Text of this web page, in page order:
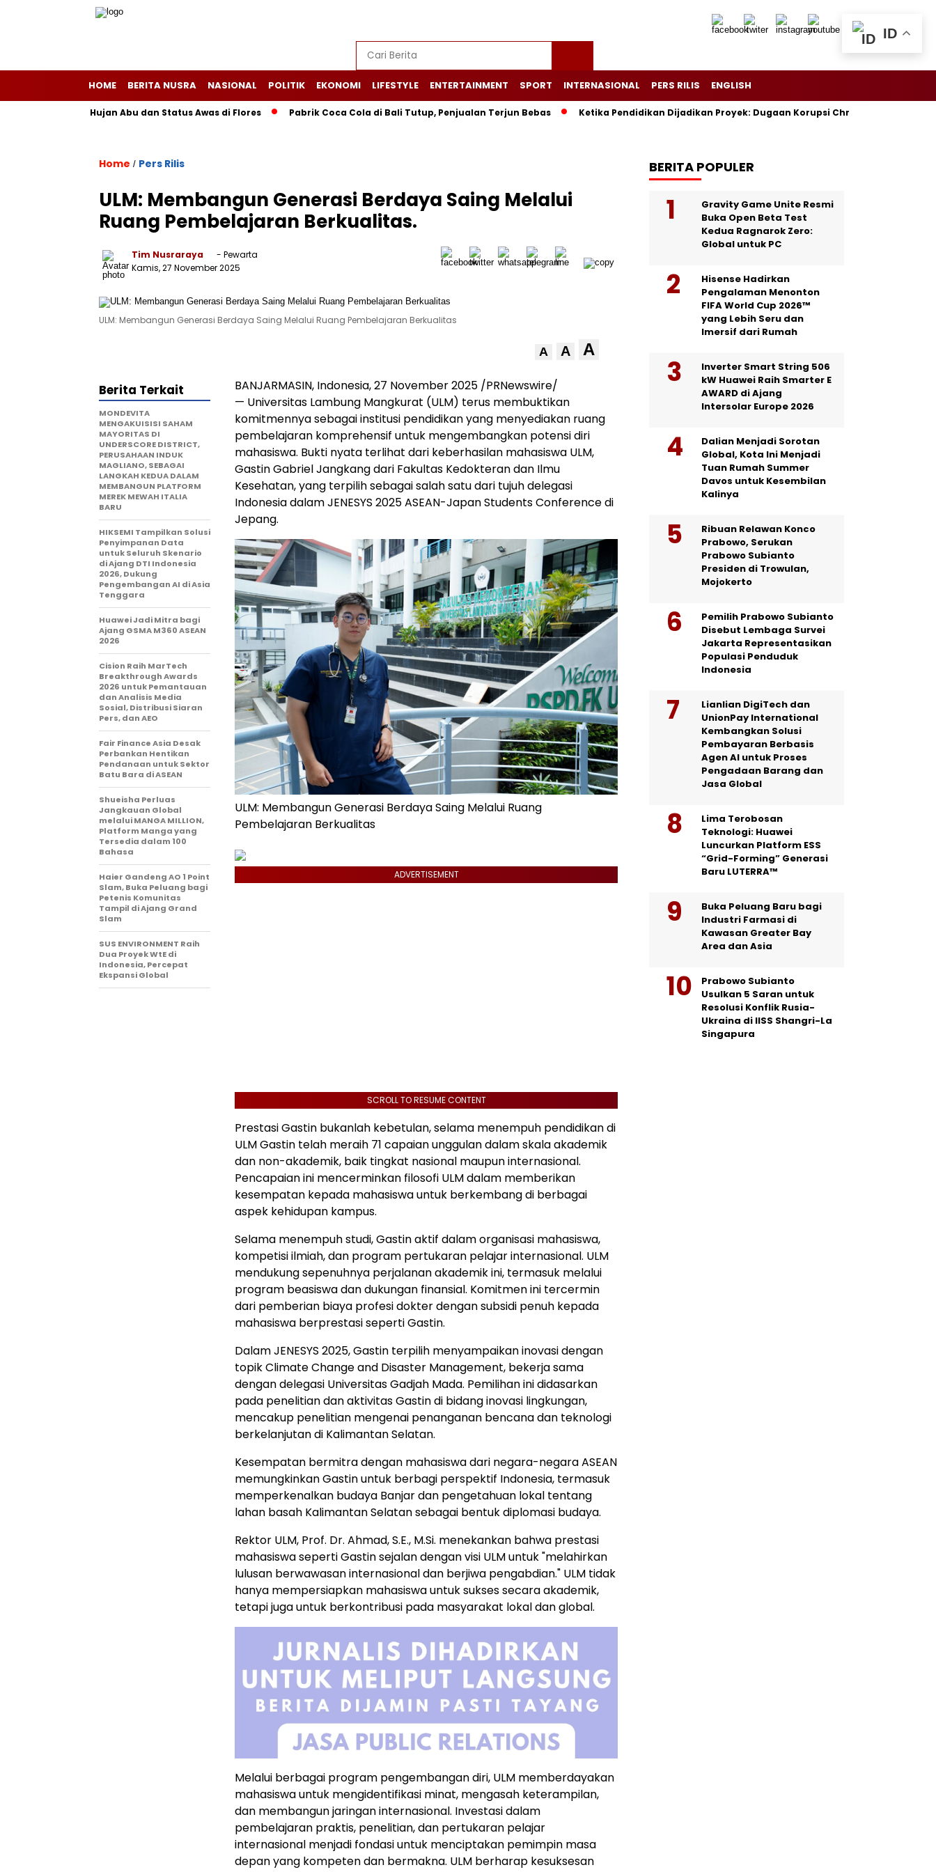
HOME BERITA NUSRA NASIONAL POLITIK EKONOMI LIFESTYLE ENTERTAINMENT SPORT INTERNASIONAL PERS RILIS ENGLISH
Picu Hujan Abu dan Status Awas di Flores Pabrik Coca Cola di Bali Tutup, Penjualan Terjun Bebas Ketika Pendidikan Dijadikan Proyek: Dugaan Korupsi Chromebook, Tiga Eks
Home / Pers Rilis
ULM: Membangun Generasi Berdaya Saing Melalui
Ruang Pembelajaran Berkualitas.
Tim Nusraraya
- Pewarta
Kamis, 27 November 2025
ULM: Membangun Generasi Berdaya Saing Melalui Ruang Pembelajaran Berkualitas
A A A
BANJARMASIN, Indonesia,27 November 2025 /PRNewswire/
— Universitas Lambung Mangkurat (ULM) terus membuktikan
komitmennya sebagai institusi pendidikan yang menyediakan ruang
pembelajaran komprehensif untuk mengembangkan potensi diri
mahasiswa. Bukti nyata terlihat dari keberhasilan mahasiswa ULM,
Gastin Gabriel Jangkang dari Fakultas Kedokteran dan Ilmu
Kesehatan, yang terpilih sebagai salah satu dari tujuh delegasi
Indonesiadalam JENESYS 2025 ASEAN-Japan Students Conference di
Jepang.
ULM: Membangun Generasi Berdaya Saing Melalui Ruang
Pembelajaran Berkualitas
ADVERTISEMENT
SCROLL TO RESUME CONTENT
Prestasi Gastin bukanlah kebetulan, selama menempuh pendidikan di
ULM Gastin telah meraih 71 capaian unggulan dalam skala akademik
dan non-akademik, baik tingkat nasional maupun internasional.
Pencapaian ini mencerminkan filosofi ULM dalam memberikan
kesempatan kepada mahasiswa untuk berkembang di berbagai
aspek kehidupan kampus.
Selama menempuh studi, Gastin aktif dalam organisasi mahasiswa,
kompetisi ilmiah, dan program pertukaran pelajar internasional. ULM
mendukung sepenuhnya perjalanan akademik ini, termasuk melalui
program beasiswa dan dukungan finansial. Komitmen ini tercermin
dari pemberian biaya profesi dokter dengan subsidi penuh kepada
mahasiswa berprestasi seperti Gastin.
Dalam JENESYS 2025, Gastin terpilih menyampaikan inovasi dengan
topik Climate Change and Disaster Management, bekerja sama
dengan delegasi Universitas Gadjah Mada. Pemilihan ini didasarkan
pada penelitian dan aktivitas Gastin di bidang inovasi lingkungan,
mencakup penelitian mengenai penanganan bencana dan teknologi
berkelanjutan di Kalimantan Selatan.
Kesempatan bermitra dengan mahasiswa dari negara-negara ASEAN
memungkinkan Gastin untuk berbagi perspektif Indonesia, termasuk
memperkenalkan budaya Banjar dan pengetahuan lokal tentang
lahan basah Kalimantan Selatan sebagai bentuk diplomasi budaya.
Rektor ULM, Prof. Dr. Ahmad, S.E., M.Si. menekankan bahwa prestasi
mahasiswa seperti Gastin sejalan dengan visi ULM untuk "melahirkan
lulusan berwawasan internasional dan berjiwa pengabdian." ULM tidak
hanya mempersiapkan mahasiswa untuk sukses secara akademik,
tetapi juga untuk berkontribusi pada masyarakat lokal dan global.
Melalui berbagai program pengembangan diri, ULM memberdayakan
mahasiswa untuk mengidentifikasi minat, mengasah keterampilan,
dan membangun jaringan internasional. Investasi dalam
pembelajaran praktis, penelitian, dan pertukaran pelajar
internasional menjadi fondasi untuk menciptakan pemimpin masa
depan yang kompeten dan bermakna. ULM berharap kesuksesan
Berita Terkait
MONDEVITA
MENGAKUISISI SAHAM
MAYORITAS DI
UNDERSCORE DISTRICT,
PERUSAHAAN INDUK
MAGLIANO, SEBAGAI
LANGKAH KEDUA DALAM
MEMBANGUN PLATFORM
MEREK MEWAH ITALIA
BARU
HIKSEMI Tampilkan Solusi
Penyimpanan Data
untuk Seluruh Skenario
di Ajang DTI Indonesia
2026, Dukung
Pengembangan AI di Asia
Tenggara
Huawei Jadi Mitra bagi
Ajang GSMA M360 ASEAN
2026
Cision Raih MarTech
Breakthrough Awards
2026 untuk Pemantauan
dan Analisis Media
Sosial, Distribusi Siaran
Pers, dan AEO
Fair Finance Asia Desak
Perbankan Hentikan
Pendanaan untuk Sektor
Batu Bara di ASEAN
Shueisha Perluas
Jangkauan Global
melalui MANGA MILLION,
Platform Manga yang
Tersedia dalam 100
Bahasa
Haier Gandeng AO 1 Point
Slam, Buka Peluang bagi
Petenis Komunitas
Tampil di Ajang Grand
Slam
SUS ENVIRONMENT Raih
Dua Proyek WtE di
Indonesia, Percepat
Ekspansi Global
BERITA POPULER
Gravity Game Unite Resmi
Buka Open Beta Test
Kedua Ragnarok Zero:
Global untuk PC
Hisense Hadirkan
Pengalaman Menonton
FIFA World Cup 2026™
yang Lebih Seru dan
Imersif dari Rumah
Inverter Smart String 506
kW Huawei Raih Smarter E
AWARD di Ajang
Intersolar Europe 2026
Dalian Menjadi Sorotan
Global, Kota Ini Menjadi
Tuan Rumah Summer
Davos untuk Kesembilan
Kalinya
Ribuan Relawan Konco
Prabowo, Serukan
Prabowo Subianto
Presiden di Trowulan,
Mojokerto
Pemilih Prabowo Subianto
Disebut Lembaga Survei
Jakarta Representasikan
Populasi Penduduk
Indonesia
Lianlian DigiTech dan
UnionPay International
Kembangkan Solusi
Pembayaran Berbasis
Agen AI untuk Proses
Pengadaan Barang dan
Jasa Global
Lima Terobosan
Teknologi: Huawei
Luncurkan Platform ESS
“Grid-Forming” Generasi
Baru LUTERRA™
Buka Peluang Baru bagi
Industri Farmasi di
Kawasan Greater Bay
Area dan Asia
Prabowo Subianto
Usulkan 5 Saran untuk
Resolusi Konflik Rusia-
Ukraina di IISS Shangri-La
Singapura
ID